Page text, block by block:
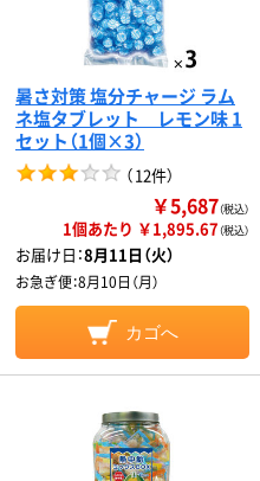
暑さ対策 塩分チャージ ラム
ネ塩タブレット レモン味 1
セット（1個×3）
（12件）
￥5,687（税込）
1個あたり ￥1,895.67（税込）
お届け日：8月11日（火）
お急ぎ便：8月10日（月）
カゴへ